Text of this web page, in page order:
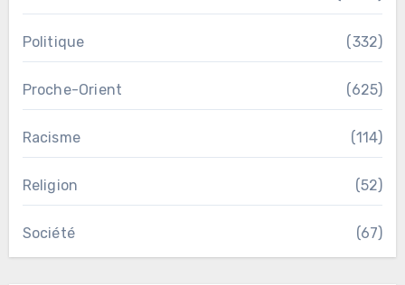
Politique (332)
Proche-Orient (625)
Racisme (114)
Religion (52)
Société (67)